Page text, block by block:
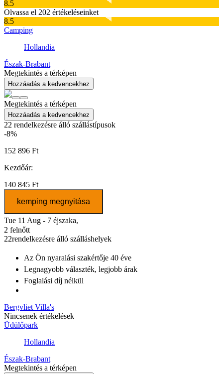
8.5
Olvassa el 202 értékeléseinket
8.5
Camping
Hollandia
Észak-Brabant
Megtekintés a térképen
Hozzáadás a kedvencekhez
Megtekintés a térképen
Hozzáadás a kedvencekhez
22 rendelkezésre álló szállástípusok
-8%
152 896 Ft
Kezdőár:
140 845 Ft
kemping megnyitása
Tue 11 Aug - 7 éjszaka,
2 felnőtt
22rendelkezésre álló szálláshelyek
Az Ön nyaralási szakértője 40 éve
Legnagyobb választék, legjobb árak
Foglalási díj nélkül
Bergvliet Villa's
Nincsenek értékelések
Üdülőpark
Hollandia
Észak-Brabant
Megtekintés a térképen